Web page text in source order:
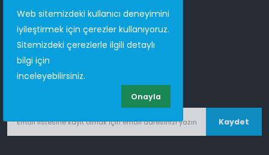
Gizlilik Güvenlik
Kaydet
Web sitemizdeki kullanıcı deneyimini
iyileştirmek için çerezler kullanıyoruz.
Sitemizdeki çerezlerle ilgili detaylı
bilgi için
inceleyebilirsiniz.
Onayla